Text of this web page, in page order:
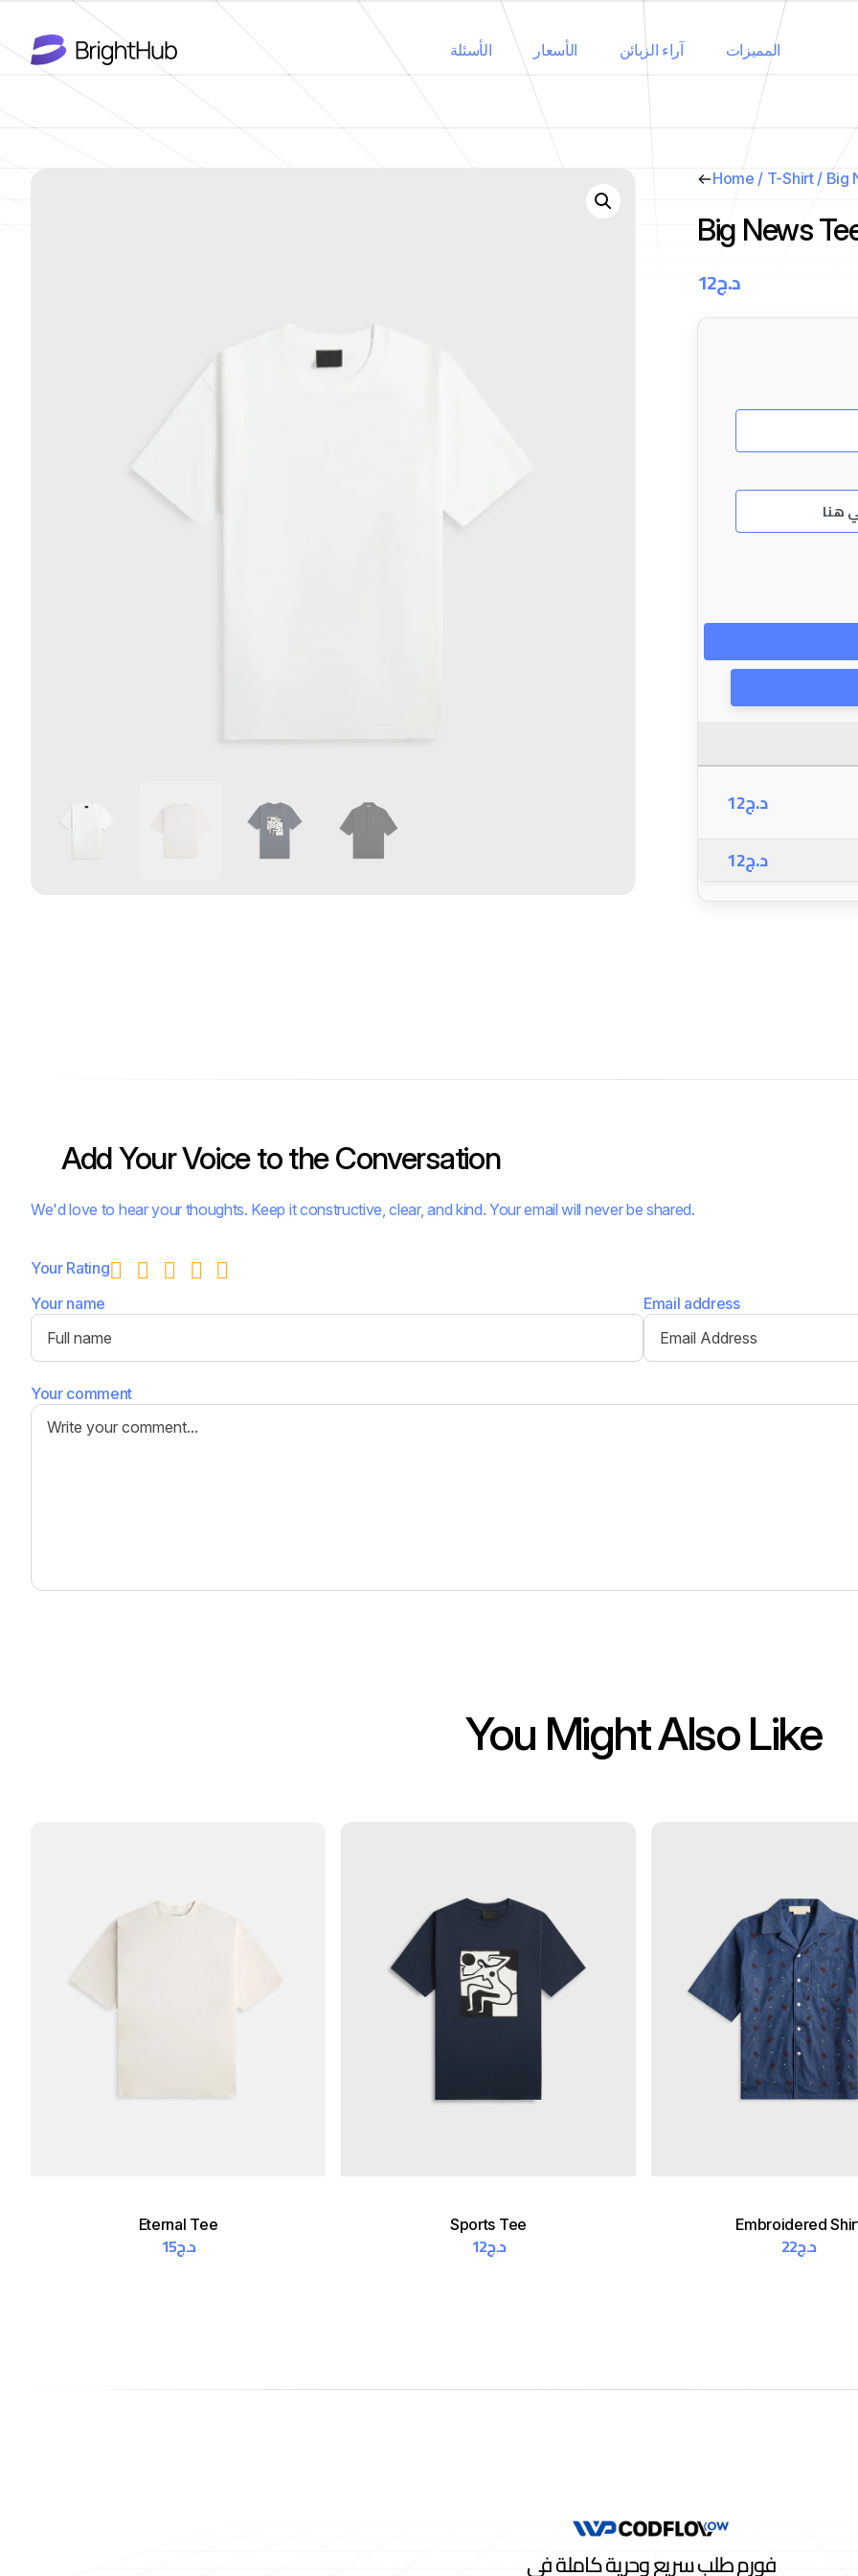
الأسئلة الأسعار آراء الزبائن المميزات
Home / T-Shirt/ Big
Big News
د.ج12
د.ج12
د.ج12
Add Your Voice to the Conversation
We'd love to hear your thoughts. Keep it constructive, clear, and kind. Your email will never be shared.
Your name Email address
Your comment
Your Rating
You Might Also Like
Eternal Tee
د.ج15
Sports Tee
د.ج12
Embroidered
د.ج22
فورم طلب سريع وحرية كاملة في